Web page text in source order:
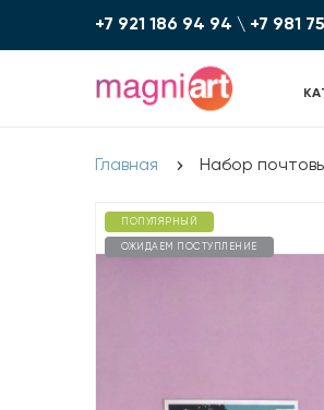
+7 921 186 94 94 \ +7 981
Главная Набор
ПОПУЛЯРНЫЙ
ОЖИДАЕМ ПОСТУПЛЕНИЕ